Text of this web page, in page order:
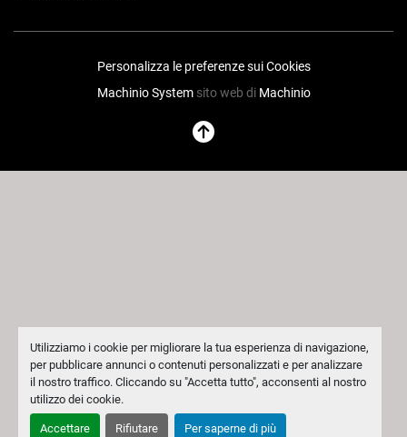
Utilizziamo i cookie per migliorare la tua esperienza di navigazione,
per pubblicare annunci o contenuti personalizzati e per analizzare
il nostro traffico. Cliccando su "Accetta tutto", acconsenti al nostro
utilizzo dei cookie.
Accettare Rifiutare Per saperne di più
Personalizza le preferenze sui Cookies
Machinio Systemsito web di Machinio